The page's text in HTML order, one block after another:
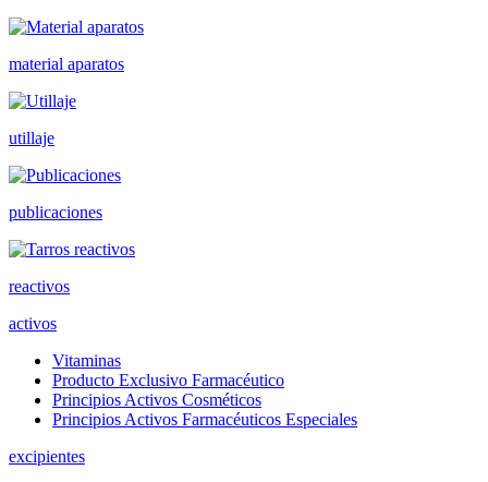
material aparatos
utillaje
publicaciones
reactivos
activos
Vitaminas
Producto Exclusivo Farmacéutico
Principios Activos Cosméticos
Principios Activos Farmacéuticos Especiales
excipientes